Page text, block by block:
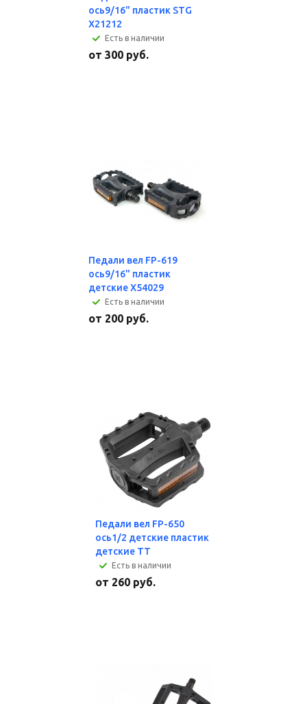
ось9/16" пластик STG
X21212
Есть в наличии
от 300 руб.
Педали вел FP-619
ось9/16" пластик
детские Х54029
Есть в наличии
от 200 руб.
Педали вел FP-650
ось1/2 детские пластик
детские TT
Есть в наличии
от 260 руб.